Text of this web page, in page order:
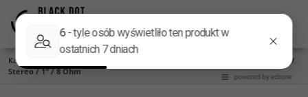
MenuPanel
Kategoria główna
Tłumik głośnika L-Pad / 100W /
Stereo / 1" / 8 Ohm